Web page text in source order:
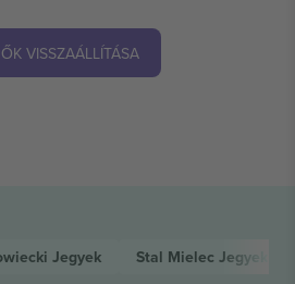
VISSZAÁLLÍTÁSA
Jegyek Stal Mielec Jegyek